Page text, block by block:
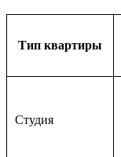
Тип квартиры
Студия